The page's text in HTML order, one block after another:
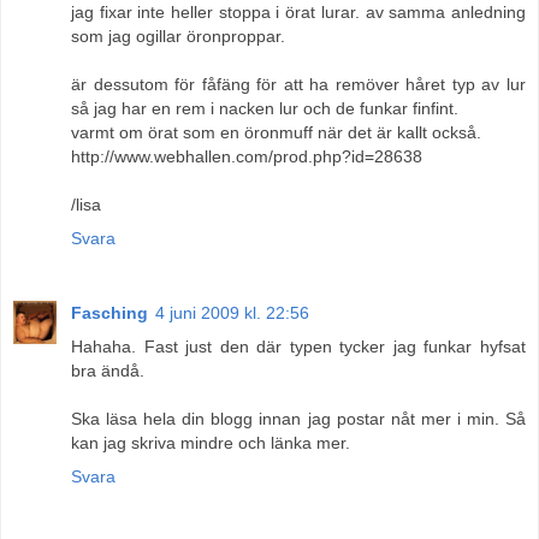
jag fixar inte heller stoppa i örat lurar. av samma anledning
som jag ogillar öronproppar.
är dessutom för fåfäng för att ha remöver håret typ av lur
så jag har en rem i nacken lur och de funkar finfint.
varmt om örat som en öronmuff när det är kallt också.
http://www.webhallen.com/prod.php?id=28638
/lisa
Svara
Fasching 4 juni 2009 kl. 22:56
Hahaha. Fast just den där typen tycker jag funkar hyfsat
bra ändå.
Ska läsa hela din blogg innan jag postar nåt mer i min. Så
kan jag skriva mindre och länka mer.
Svara